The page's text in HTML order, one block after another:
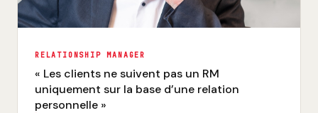
RELATIONSHIP MANAGER
« Les clients ne suivent pas un RM
uniquement sur la base d’une relation
personnelle »